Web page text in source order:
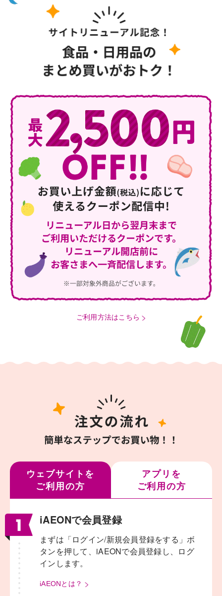
ご利用方法はこちら
ウェブサイトを
ご利用の方
アプリを
ご利用の方
iAEONで会員登録
まずは「ログイン/新規会員登録をする」ボ
タンを押して、 iAEONで会員登録し、ログ
インします。
iAEONとは？